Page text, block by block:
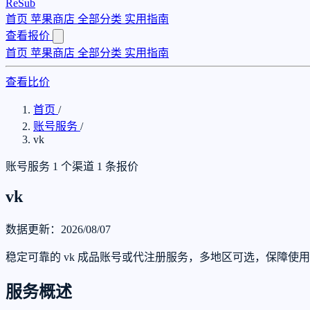
ReSub
首页 苹果商店 全部分类 实用指南
查看报价
首页 苹果商店 全部分类 实用指南
查看比价
首页 /
账号服务 /
vk
账号服务 1 个渠道 1 条报价
vk
数据更新：2026/08/07
稳定可靠的 vk 成品账号或代注册服务，多地区可选，保障使
服务概述